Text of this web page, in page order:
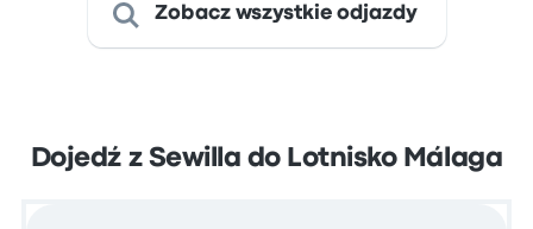
Zobacz wszystkie odjazdy
Dojedź z Sewilla do Lotnisko Málaga